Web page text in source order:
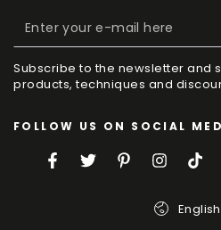
Enter
your
e-
here
Subscribe to the newsletter and
products, techniques and
FOLLOW US ON SOCIAL
FacebookTwitterPinterestInstagram
Language
English